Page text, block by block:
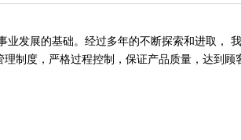
展的基础。经过多年的不断探索和进取，
制度，严格过程控制，保证产品质量，达到